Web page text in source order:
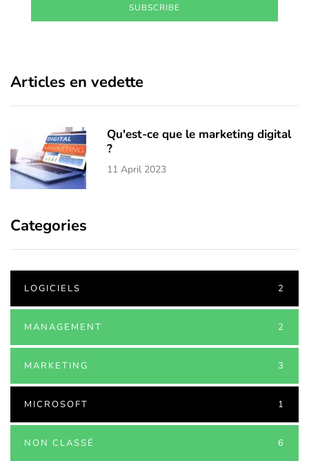
SUBSCRIBE
Articles en vedette
Qu'est-ce que le marketing digital
?
11 April 2023
Categories
LOGICIELS 2
MANAGEMENT 2
MARKETING 3
MICROSOFT 1
NON CLASSÉ 6